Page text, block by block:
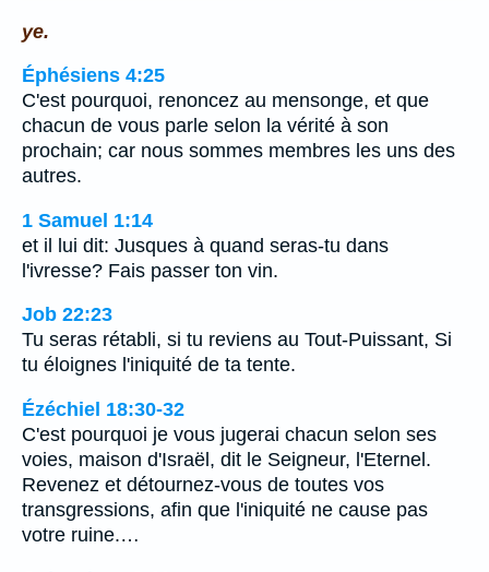
ye.
Éphésiens 4:25
C'est pourquoi, renoncez au mensonge, et que
chacun de vous parle selon la vérité à son
prochain; car nous sommes membres les uns des
autres.
1 Samuel 1:14
et il lui dit: Jusques à quand seras-tu dans
l'ivresse? Fais passer ton vin.
Job 22:23
Tu seras rétabli, si tu reviens au Tout-Puissant, Si
tu éloignes l'iniquité de ta tente.
Ézéchiel 18:30-32
C'est pourquoi je vous jugerai chacun selon ses
voies, maison d'Israël, dit le Seigneur, l'Eternel.
Revenez et détournez-vous de toutes vos
transgressions, afin que l'iniquité ne cause pas
votre ruine.…